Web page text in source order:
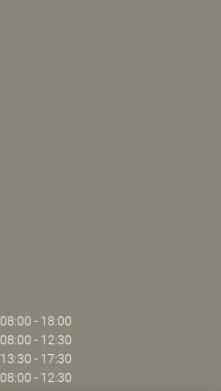
08:00 - 18:00
08:00 - 12:30
13:30 - 17:30
08:00 - 12:30